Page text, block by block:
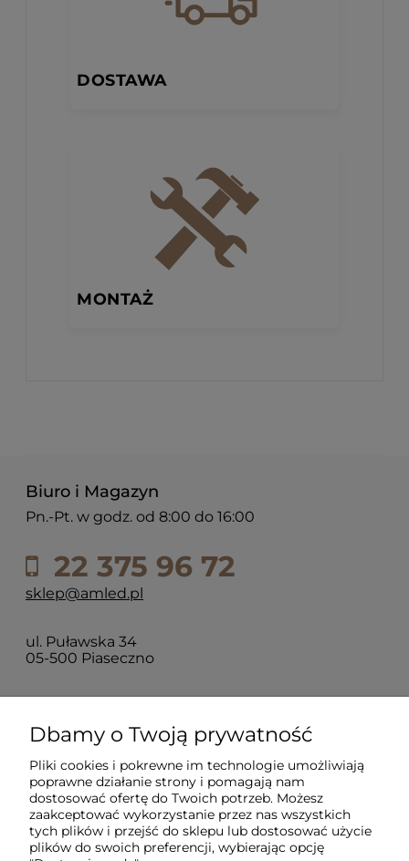
DOSTAWA
MONTAŻ
Biuro i Magazyn
Pn.-Pt. w godz. od 8:00 do 16:00
22 375 96 72
sklep@amled.pl
ul. Puławska 34
05-500 Piaseczno
Dla klientów
Informacje
O firmie
Dbamy o Twoją prywatność
Pliki cookies i pokrewne im technologie umożliwiają
poprawne działanie strony i pomagają nam
dostosować ofertę do Twoich potrzeb. Możesz
zaakceptować wykorzystanie przez nas wszystkich
tych plików i przejść do sklepu lub dostosować użycie
plików do swoich preferencji, wybierając opcję